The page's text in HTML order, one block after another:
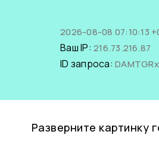
2026-08-08 07:10:13
Ваш IP: 216.73.216.87
ID запроса:
Разверните картинку